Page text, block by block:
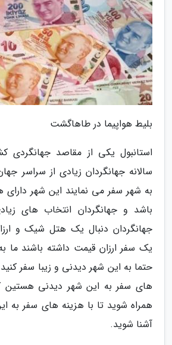
بلیط هواپیما در طاهاگشت
استانبول یکی از مقاصد جهانگردی
سالانه جهانگردان زیادی از سراسر
به شهر سفر می نمایند این شهر
باشد و جهانگردان انتخاب های
جهانگردان دنبال یک هتل شیک و
یک سفر ارزان قیمت داشته باشند ما
حتما به این شهر دیدنی و زیبا سفر کنید
های سفر به این شهر دیدنی هستین
همراه شوید تا با هزینه های سفر به
آشنا شوید.